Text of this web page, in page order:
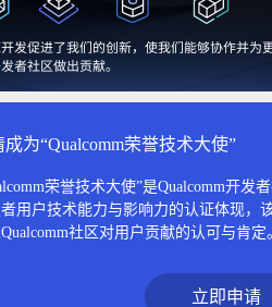
成为“Qualcomm荣誉技术大使”
荣誉技术大使”是Qualcomm开发
用户技术能力与影响力的认证体现，
社区对用户贡献的认可与肯定
立即申请